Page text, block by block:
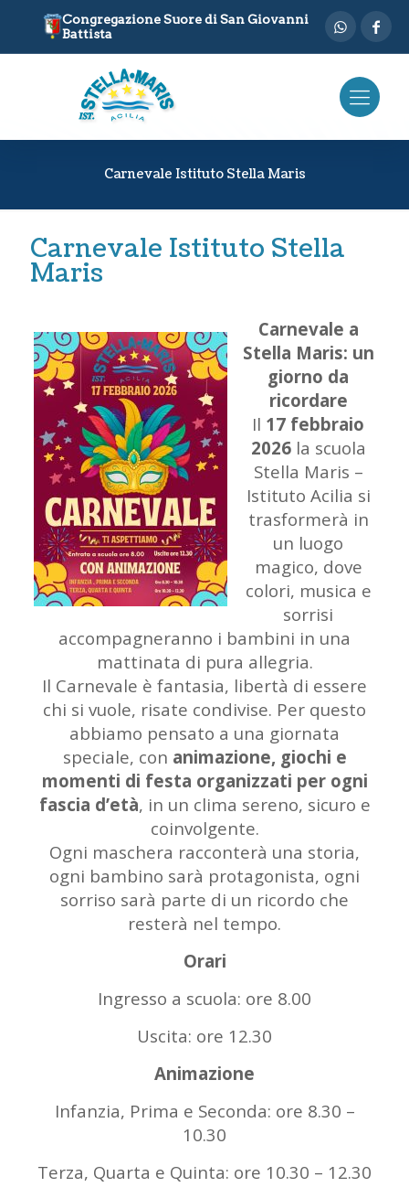
Congregazione Suore di San Giovanni
Battista
Carnevale Istituto Stella Maris
Carnevale Istituto Stella
Maris
Carnevale a
Stella Maris: un
giorno da
ricordare
Il 17 febbraio
2026la scuola
Stella Maris –
Istituto Acilia si
trasformerà in
un luogo
magico, dove
colori, musica e
sorrisi
accompagneranno i bambini in una
mattinata di pura allegria.
Il Carnevale è fantasia, libertà di essere
chi si vuole, risate condivise. Per questo
abbiamo pensato a una giornata
speciale, con animazione, giochi e
momenti di festa organizzati per ogni
fascia d’età, in un clima sereno, sicuro e
coinvolgente.
Ogni maschera racconterà una storia,
ogni bambino sarà protagonista, ogni
sorriso sarà parte di un ricordo che
resterà nel tempo.
Orari
Ingresso a scuola: ore 8.00
Uscita: ore 12.30
Animazione
Infanzia, Prima e Seconda: ore 8.30 –
10.30
Terza, Quarta e Quinta: ore 10.30 – 12.30